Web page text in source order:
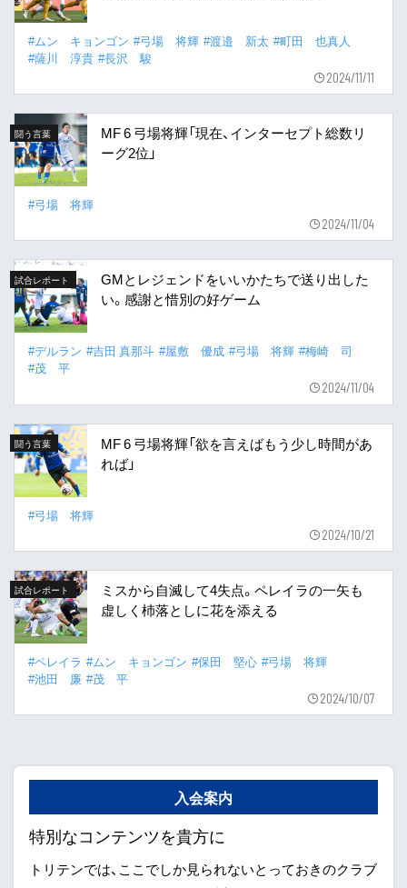
#ムン キョンゴン #弓場 将輝 #渡邉 新太 #町田 也真人
#薩川 淳貴 #長沢 駿
2024/11/11
闘う言葉
MF 6 弓場将輝「現在、インターセプト総数リ
ーグ2位」
#弓場 将輝
2024/11/04
試合レポート
GMとレジェンドをいいかたちで送り出した
い。感謝と惜別の好ゲーム
#デルラン #吉田 真那斗 #屋敷 優成 #弓場 将輝 #梅崎 司
#茂 平
2024/11/04
闘う言葉
MF 6 弓場将輝「欲を言えばもう少し時間があ
れば」
#弓場 将輝
2024/10/21
試合レポート
ミスから自滅して4失点。ペレイラの一矢も
虚しく杮落としに花を添える
#ペレイラ #ムン キョンゴン #保田 堅心 #弓場 将輝
#池田 廉 #茂 平
2024/10/07
入会案内
特別なコンテンツを貴方に
トリテンでは、ここでしか見られないとっておきのクラブ